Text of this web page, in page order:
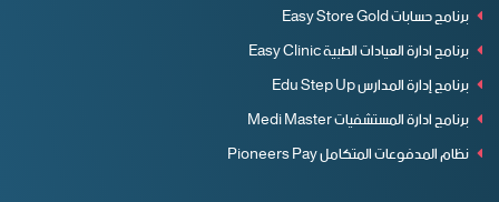
برنامج حسابات Easy Store Gold
برنامج ادارة العيادات الطبية Easy Clinic
برنامج إدارة المدارس Edu Step Up
برنامج ادارة المستشفيات Medi Master
نظام المدفوعات المتكامل Pioneers Pay